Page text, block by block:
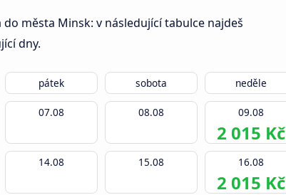
města Minsk: v následující tabulce najdeš
dny.
pátek sobota neděle
07.08 08.08 09.08
2 015 Kč
14.08 15.08 16.08
2 015 Kč